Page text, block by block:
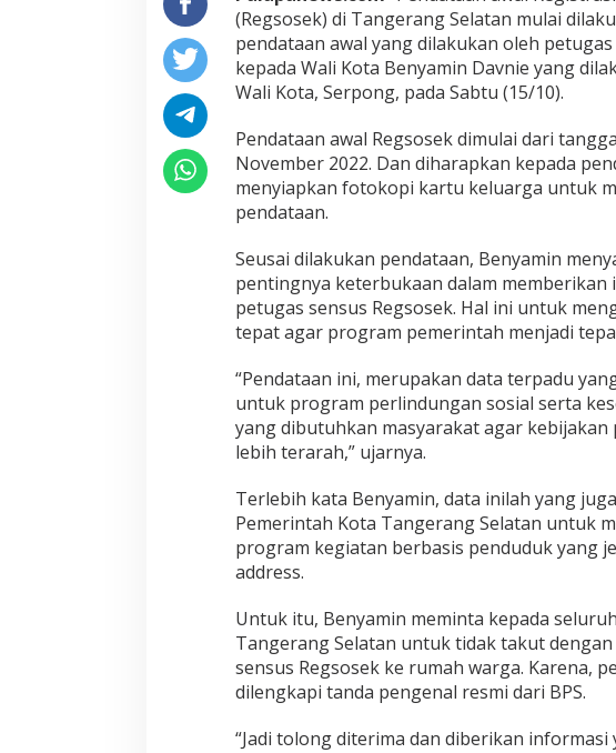
(Regsosek) di Tangerang Selatan mulai
pendataan awal yang dilakukan oleh
kepada Wali Kota Benyamin Davnie yang
Wali Kota, Serpong, pada Sabtu (15/10).
Pendataan awal Regsosek dimulai dari
November 2022. Dan diharapkan kepada
menyiapkan fotokopi kartu keluarga untuk
pendataan.
Seusai dilakukan pendataan, Benyamin
pentingnya keterbukaan dalam memberikan
petugas sensus Regsosek. Hal ini untuk
tepat agar program pemerintah menjadi
“Pendataan ini, merupakan data terpadu
untuk program perlindungan sosial serta
yang dibutuhkan masyarakat agar kebijakan
lebih terarah,” ujarnya.
Terlebih kata Benyamin, data inilah yang
Pemerintah Kota Tangerang Selatan untuk
program kegiatan berbasis penduduk yang
address.
Untuk itu, Benyamin meminta kepada
Tangerang Selatan untuk tidak takut
sensus Regsosek ke rumah warga. Karena,
dilengkapi tanda pengenal resmi dari BPS.
“Jadi tolong diterima dan diberikan informasi